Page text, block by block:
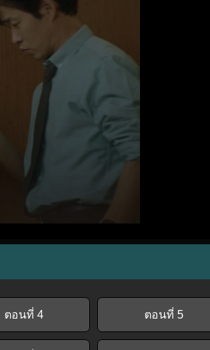
ตอนที่ 4 ตอนที่ 5